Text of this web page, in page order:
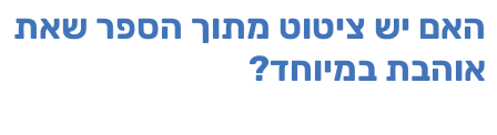
האם יש ציטוט מתוך הספר שאת
אוהבת במיוחד?